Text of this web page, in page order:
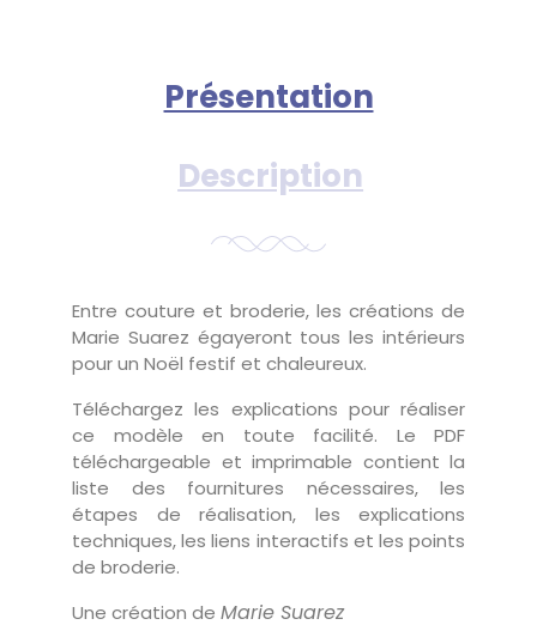
Présentation
Description
Entre couture et broderie, les créations de
Marie Suarez égayeront tous les intérieurs
pour un Noël festif et chaleureux.
Téléchargez les explications pour réaliser
ce modèle en toute facilité. Le PDF
téléchargeable et imprimable contient la
liste des fournitures nécessaires, les
étapes de réalisation, les explications
techniques, les liens interactifs et les points
de broderie.
Une création de Marie Suarez